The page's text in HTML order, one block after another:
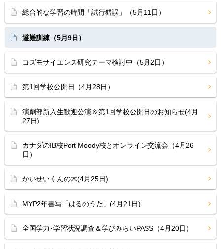
総合的な学習の時間「試行錯誤」（5月11日）
避難訓練（5月9日）
コズモサイエンス研究テーマ検討中（5月2日）
第1回学校公開日（4月28日）
演劇部新入生歓迎公演＆第1回学校公開日のお知らせ(4月
27日)
カナダのIB校Port Moody校とオンライン交流会（4月26
日）
かいせいくんの木(4月25日)
MYP2年書写「はるのうた」(4月21日)
全国学力･学習状況調査＆学びみらいPASS（4月20日）